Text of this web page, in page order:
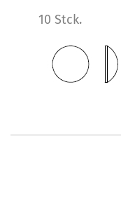
10 Stck.